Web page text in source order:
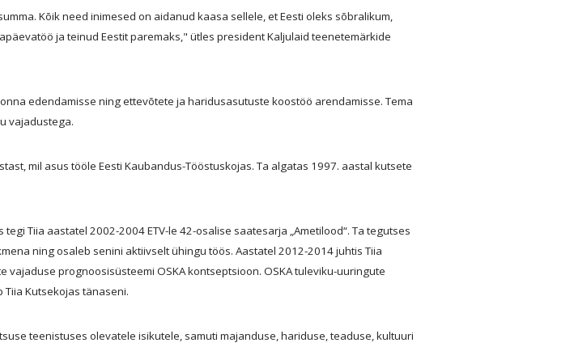
Kõik need inimesed on aidanud kaasa sellele, et Eesti oleks sõbralikum,
ja teinud Eestit paremaks," ütles president Kaljulaid teenetemärkide
edendamisse ning ettevõtete ja haridusasutuste koostöö arendamisse. Tema
vajadustega.
mil asus tööle Eesti Kaubandus-Tööstuskojas. Ta algatas 1997. aastal kutsete
Tiia aastatel 2002-2004 ETV-le 42-osalise saatesarja „Ametilood“. Ta tegutses
ning osaleb senini aktiivselt ühingu töös. Aastatel 2012-2014 juhtis Tiia
prognoosisüsteemi OSKA kontseptsioon. OSKA tuleviku-uuringute
Kutsekojas tänaseni.
teenistuses olevatele isikutele, samuti majanduse, hariduse, teaduse, kultuuri